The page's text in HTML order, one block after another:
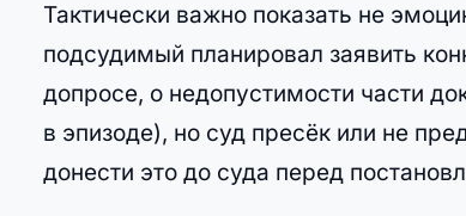
Тактически важно показать не
подсудимый планировал заявить
допросе, о недопустимости части
в эпизоде), но суд пресёк или не
донести это до суда перед